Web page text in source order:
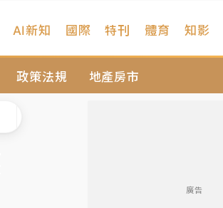
政策法規 地產房市
AI新知 國際 特刊 體育 知影
廣告